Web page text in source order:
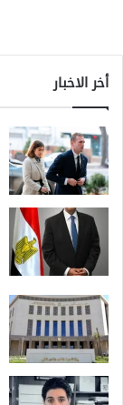
أخر الاخبار